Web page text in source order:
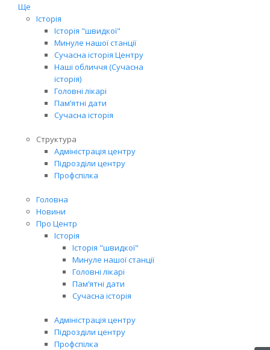
Ще
Історія
Історія "швидкої"
Минуле нашої станції
Сучасна історія Центру
Наші обличчя (Сучасна
історія)
Головні лікарі
Пам’ятні дати
Сучасна історія
Структура
Адміністрація центру
Підрозділи центру
Профспілка
Головна
Новини
Про Центр
Історія
Історія "швидкої"
Минуле нашої станції
Головні лікарі
Пам’ятні дати
Сучасна історія
Адміністрація центру
Підрозділи центру
Профспілка